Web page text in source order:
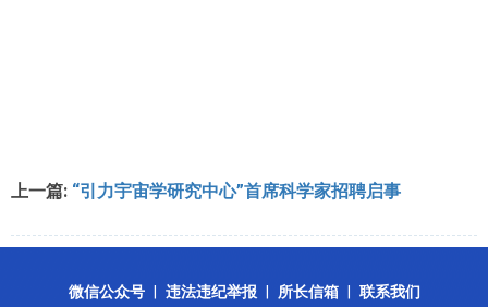
上一篇: “引力宇宙学研究中心”首席科学家招聘启事
微信公众号 违法违纪举报 所长信箱 联系我们